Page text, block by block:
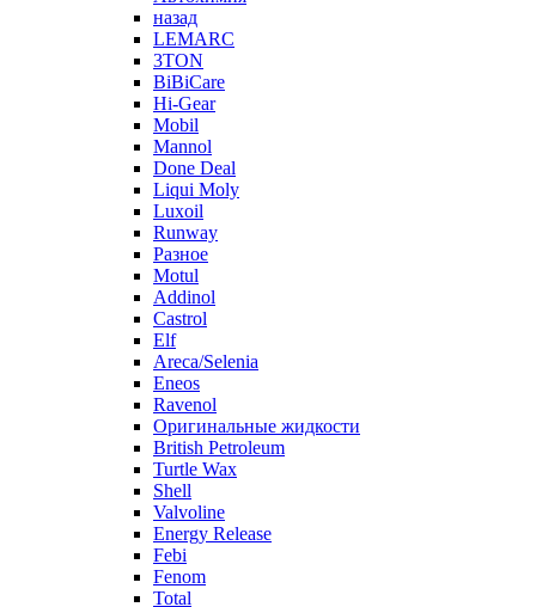
назад
LEMARC
3TON
BiBiCare
Hi-Gear
Mobil
Mannol
Done Deal
Liqui Moly
Luxoil
Runway
Разное
Motul
Addinol
Castrol
Elf
Areca/Selenia
Eneos
Ravenol
Оригинальные жидкости
British Petroleum
Turtle Wax
Shell
Valvoline
Energy Release
Febi
Fenom
Total